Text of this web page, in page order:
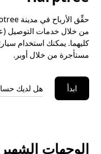
من خلال خدمات التوصيل
كليهما. يمكنك استخدام
مستأجرة من خلال أوبر.
ابدأ هل لديك